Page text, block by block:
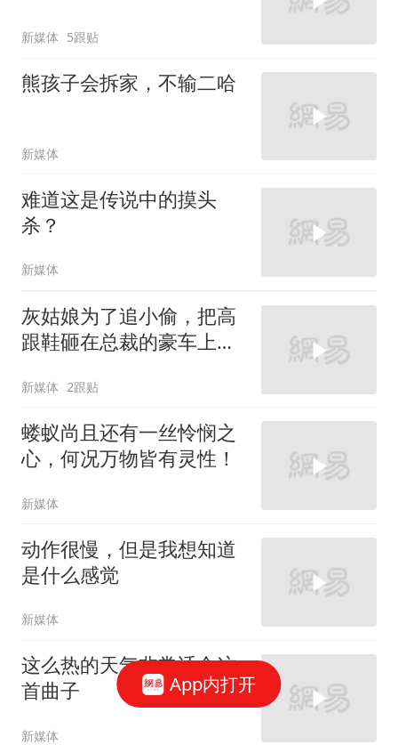
新媒体 5跟贴
熊孩子会拆家，不输二哈
新媒体
难道这是传说中的摸头
杀？
新媒体
灰姑娘为了追小偷，把高
跟鞋砸在总裁的豪车上，
新媒体 2跟贴
蝼蚁尚且还有一丝怜悯之
心，何况万物皆有灵性！
新媒体
动作很慢，但是我想知道
是什么感觉
新媒体
这么热的天气非常适合这
首曲子
新媒体
App内打开